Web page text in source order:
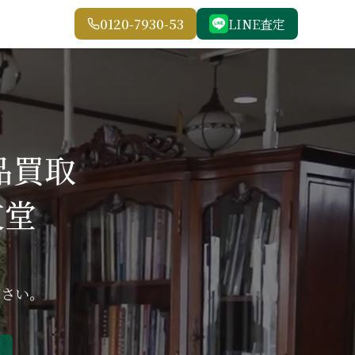
0120-7930-53 LINE査定
買取
い。